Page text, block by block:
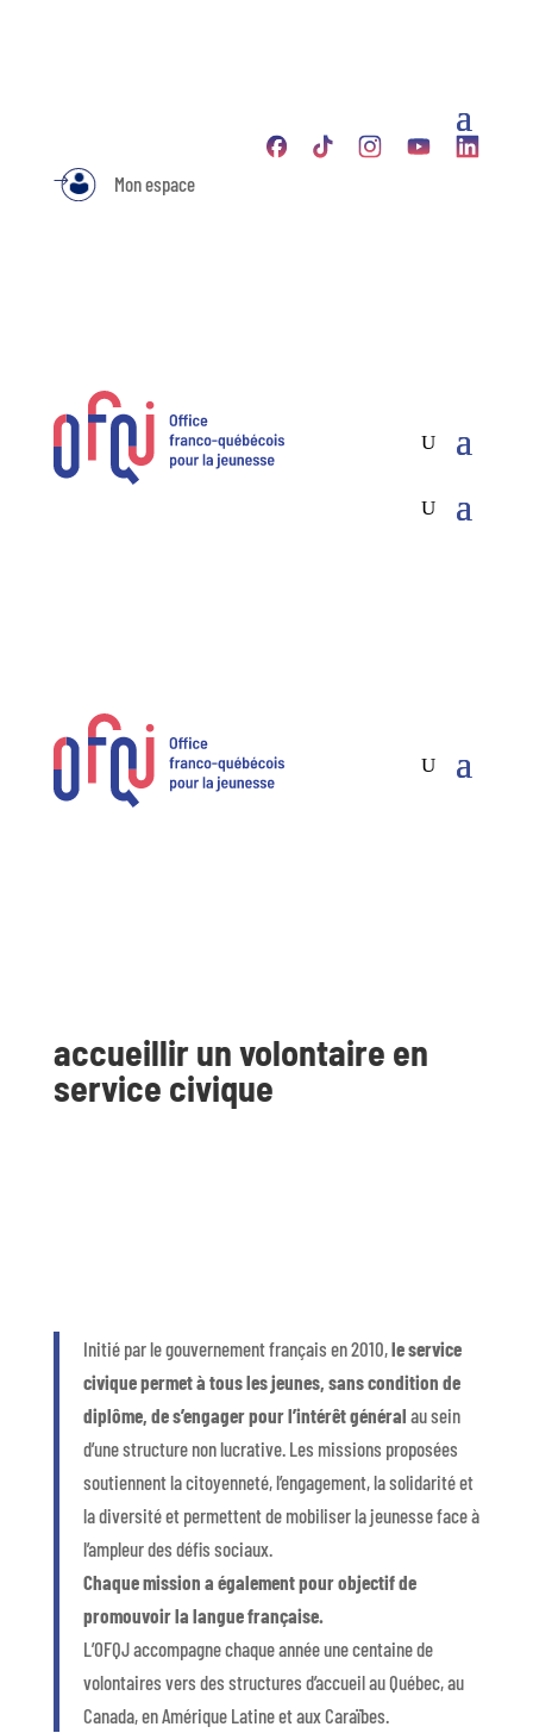
Mon espace
accueillir un volontaire en
service civique
Initié par le gouvernement français en 2010,le service
civique permet à tous les jeunes, sans condition de
diplôme, de s’engager pour l’intérêt général au sein
d’une structure non lucrative. Les missions proposées
soutiennent la citoyenneté, l’engagement, la solidarité et
la diversité et permettent de mobiliser la jeunesse face à
l’ampleur des défis sociaux.
Chaque mission a également pour objectif de
promouvoir la langue française.
L’OFQJ accompagne chaque année une centaine de
volontaires vers des structures d’accueil au Québec, au
Canada, en Amérique Latine et aux Caraïbes.